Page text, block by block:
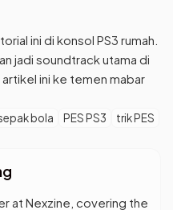
ini di konsol PS3 rumah.
jadi soundtrack utama di
artikel ini ke temen mabar
bola PES PS3
trik PES
at Nexzine, covering the